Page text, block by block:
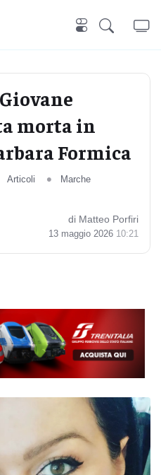
morta in
Formica
Articoli
Marche
di Matteo Porfiri
13 maggio 2026 10:21